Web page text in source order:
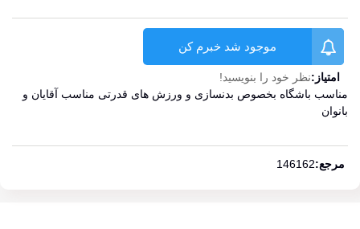
موجود شد خبرم کن
امتیاز:نظر خود را بنویسید!
مناسب باشگاه بخصوص بدنسازی و ورزش های قدرتی مناسب آقایان و
بانوان
مرجع:146162